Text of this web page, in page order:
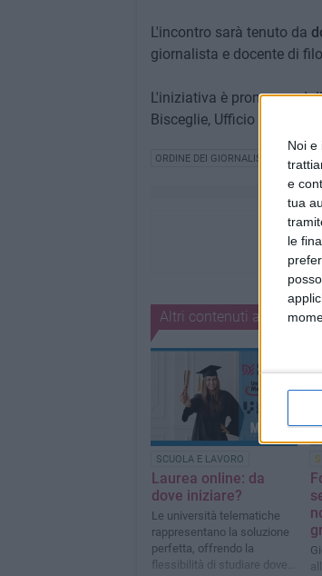
Noi e
e
tua
le
L'incontro sarà tenuto da
giornalista e docente di
L'iniziativa è promossa
Bisceglie, Ufficio
ORDINE DEI GIORNALISTI
Altri contenuti a tema
SCUOLA E LAVORO
Laurea online: da
dove iniziare?
Le università telematiche
rappresentano la soluzione
perfetta, offrendo la
flessibilità di studiare dove e